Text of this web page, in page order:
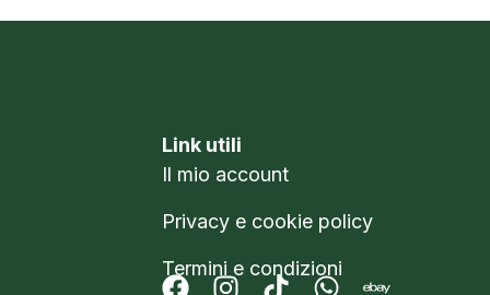
Link utili
Il mio account
Privacy e cookie policy
Termini e condizioni